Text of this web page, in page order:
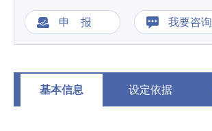
申 报 我要咨询
基本信息 设定依据